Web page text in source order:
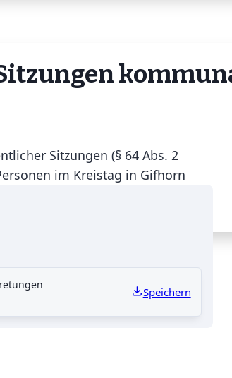
Landtages.
Sitzungen (§ 64 Abs. 2
im Kreistag in Gifhorn
Speichern